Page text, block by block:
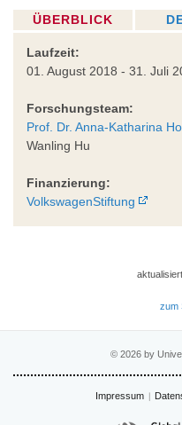
ÜBERBLICK
Laufzeit:
01. August 2018 - 31. Juli
Forschungsteam:
Prof. Dr. Anna-Katharina
Wanling Hu
Finanzierung:
VolkswagenStiftung
zum
© 2026 by
Impressum